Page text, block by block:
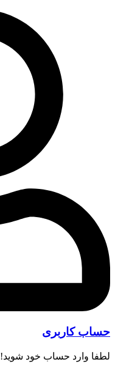
حساب کاربری
لطفا وارد حساب خود شوید!